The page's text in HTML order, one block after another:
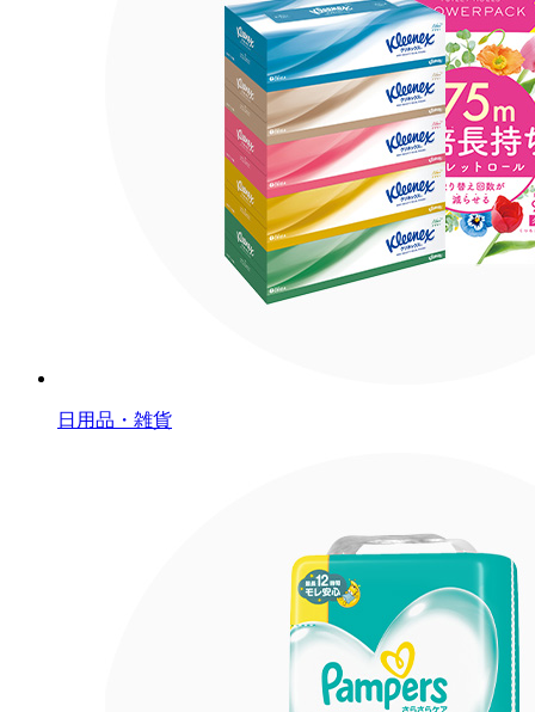
日用品・雑貨